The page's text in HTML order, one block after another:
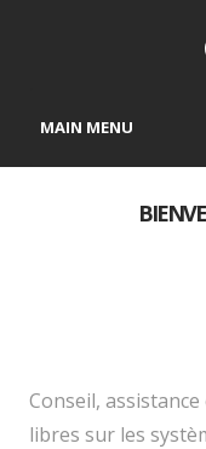
MAIN MENU
Conseil,
libres sur les